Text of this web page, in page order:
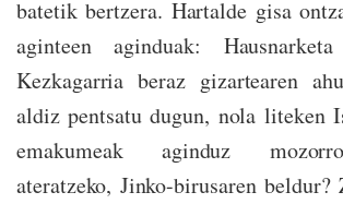
batetik bertzera. Hartalde gisa
aginteen aginduak:
Kezkagarria beraz gizartearen
aldiz pentsatu dugun, nola liteken
emakumeak aginduz
ateratzeko, Jinko-birusaren beldur?